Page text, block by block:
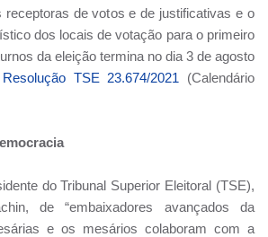
de votos e de justificativas e o
dos locais de votação para o primeiro
da eleição termina no dia 3 de agosto
Resolução TSE 23.674/2021 (Calendário
do Tribunal Superior Eleitoral (TSE),
de “embaixadores avançados da
e os mesários colaboram com a